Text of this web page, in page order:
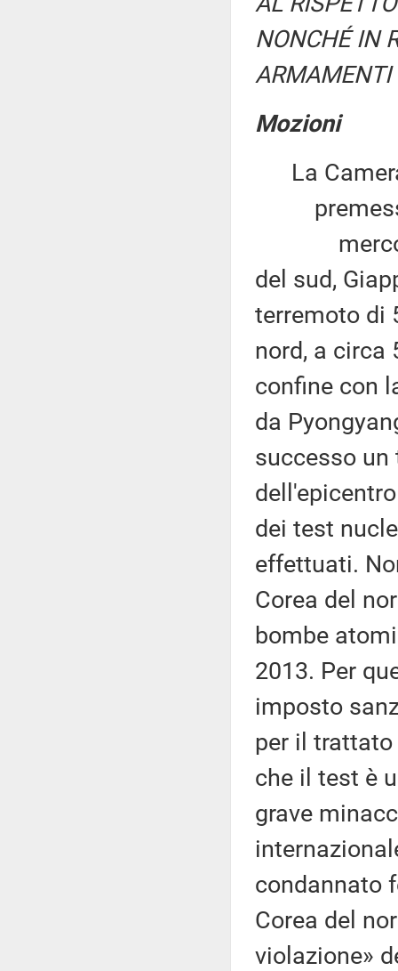
NONCHÉ IN
ARMAMENTI
Mozioni
La
mercoledì
del sud,
terremoto di
nord, a circa
confine con
da
successo un
dei test
effettuati.
Corea del
bombe
2013. Per
imposto
per il
che il test è
grave
condannato
Corea del
violazione»